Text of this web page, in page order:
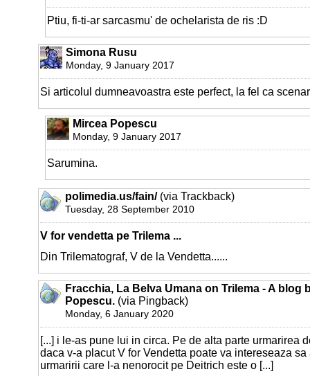
Ptiu, fi-ti-ar sarcasmu' de ochelarista de ris :D
Simona Rusu
Monday, 9 January 2017
Si articolul dumneavoastra este perfect, la fel ca
Mircea Popescu
Monday, 9 January 2017
Sarumina.
polimedia.us/fain/(via Trackback)
Tuesday, 28 September 2010
V for vendetta pe Trilema ...
Din Trilematograf, V de la Vendetta......
Fracchia, La Belva Umana on Trilema - A blog
Popescu. (via Pingback)
Monday, 6 January 2020
[...] i le-as pune lui in circa. Pe de alta parte urmarirea
daca v-a placut V for Vendetta poate va intereseaza
urmaririi care l-a nenorocit pe Deitrich este o [...]